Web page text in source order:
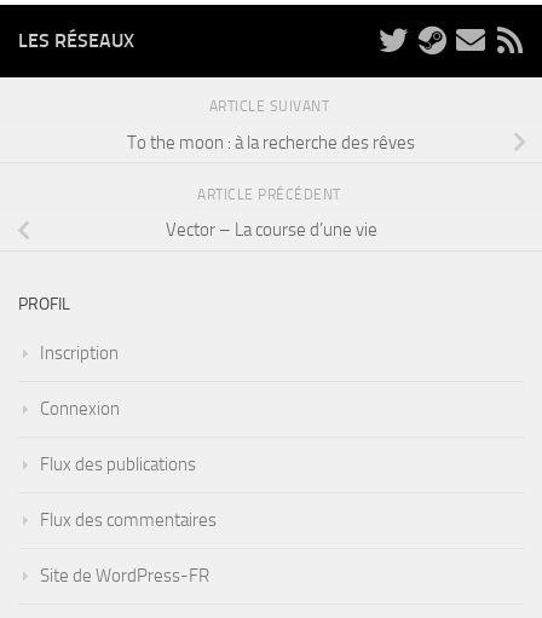
LES RÉSEAUX
ARTICLE SUIVANT
To the moon : à la recherche des rêves
ARTICLE PRÉCÉDENT
Vector – La course d’une vie
PROFIL
Inscription
Connexion
Flux des publications
Flux des commentaires
Site de WordPress-FR